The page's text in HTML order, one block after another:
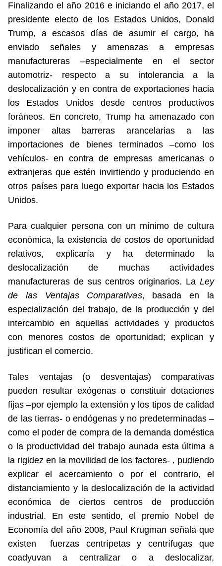
Finalizando el año 2016 e iniciando el año 2017, el
presidente electo de los Estados Unidos, Donald
Trump, a escasos días de asumir el cargo, ha
enviado señales y amenazas a empresas
manufactureras –especialmente en el sector
automotriz- respecto a su intolerancia a la
deslocalización y en contra de exportaciones hacia
los Estados Unidos desde centros productivos
foráneos. En concreto, Trump ha amenazado con
imponer altas barreras arancelarias a las
importaciones de bienes terminados –como los
vehículos- en contra de empresas americanas o
extranjeras que estén invirtiendo y produciendo en
otros países para luego exportar hacia los Estados
Unidos.
Para cualquier persona con un mínimo de cultura
económica, la existencia de costos de oportunidad
relativos, explicaría y ha determinado la
deslocalización de muchas actividades
manufactureras de sus centros originarios. La Ley
de las Ventajas Comparativas, basada en la
especialización del trabajo, de la producción y del
intercambio en aquellas actividades y productos
con menores costos de oportunidad; explican y
justifican el comercio.
Tales ventajas (o desventajas) comparativas
pueden resultar exógenas o constituir dotaciones
fijas –por ejemplo la extensión y los tipos de calidad
de las tierras- o endógenas y no predeterminadas –
como el poder de compra de la demanda doméstica
o la productividad del trabajo aunada esta última a
la rigidez en la movilidad de los factores- , pudiendo
explicar el acercamiento o por el contrario, el
distanciamiento y la deslocalización de la actividad
económica de ciertos centros de producción
industrial. En este sentido, el premio Nobel de
Economía del año 2008, Paul Krugman señala que
existen fuerzas centrípetas y centrífugas que
coadyuvan a centralizar o a deslocalizar,